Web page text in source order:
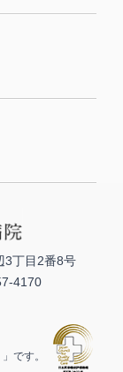
丁目2番8号
4170
です。